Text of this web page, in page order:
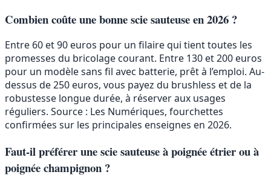
Combien coûte une bonne scie sauteuse en 2026 ?
Entre 60 et 90 euros pour un filaire qui tient toutes les
promesses du bricolage courant. Entre 130 et 200 euros
pour un modèle sans fil avec batterie, prêt à l’emploi. Au-
dessus de 250 euros, vous payez du brushless et de la
robustesse longue durée, à réserver aux usages
réguliers. Source : Les Numériques, fourchettes
confirmées sur les principales enseignes en 2026.
Faut-il préférer une scie sauteuse à poignée étrier ou à
poignée champignon ?